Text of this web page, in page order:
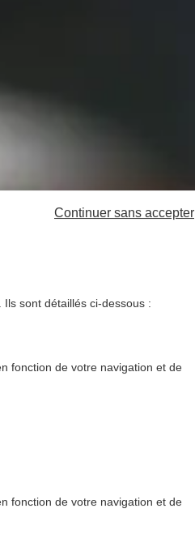
sont détaillés ci-dessous :
fonction de votre navigation et de
fonction de votre navigation et de
Continuer sans accepter